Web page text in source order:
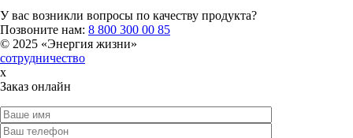
У вас возникли вопросы по качеству продукта?
Позвоните нам: 8 800 300 00 85
© 2025 «Энергия жизни»
сотрудничество
x
Заказ онлайн